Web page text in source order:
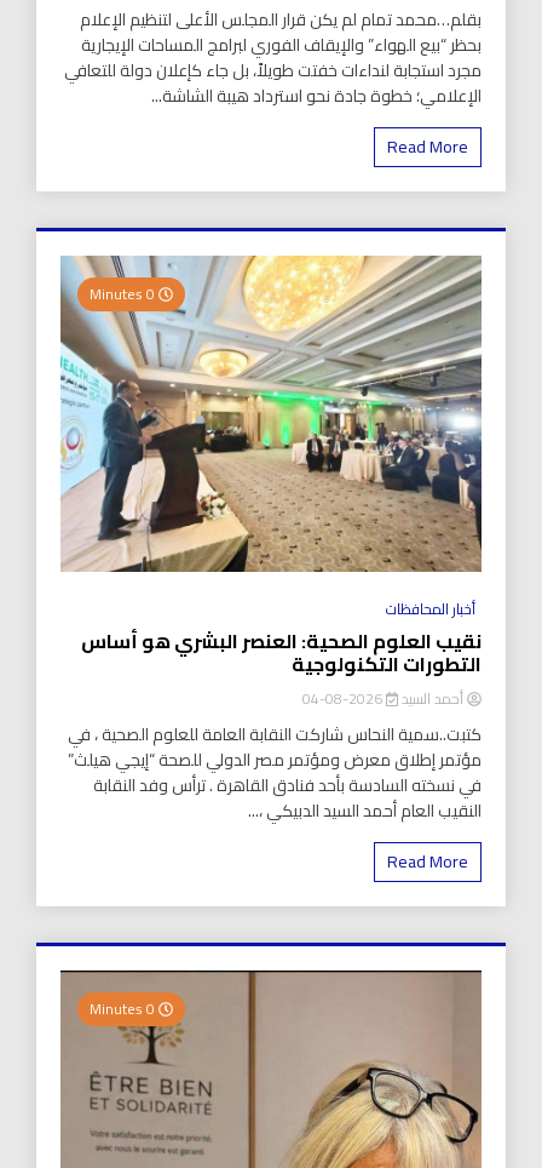
بقلم…محمد تمام لم يكن قرار المجلس الأعلى لتنظيم الإعلام
بحظر “بيع الهواء” والإيقاف الفوري لبرامج المساحات الإيجارية
مجرد استجابة لنداءات خفتت طويلاً، بل جاء كإعلان دولة للتعافي
الإعلامي؛ خطوة جادة نحو استرداد هيبة الشاشة...
Read More
أخبار المحافظات
نقيب العلوم الصحية: العنصر البشري هو أساس
التطورات التكنولوجية
أحمد السيد 2026-08-04
كتبت..سمية النحاس شاركت النقابة العامة للعلوم الصحية ، في
مؤتمر إطلاق معرض ومؤتمر مصر الدولي للصحة “إيجي هيلث”
في نسخته السادسة بأحد فنادق القاهرة . ترأس وفد النقابة
النقيب العام أحمد السيد الدبيكي ،...
Read More